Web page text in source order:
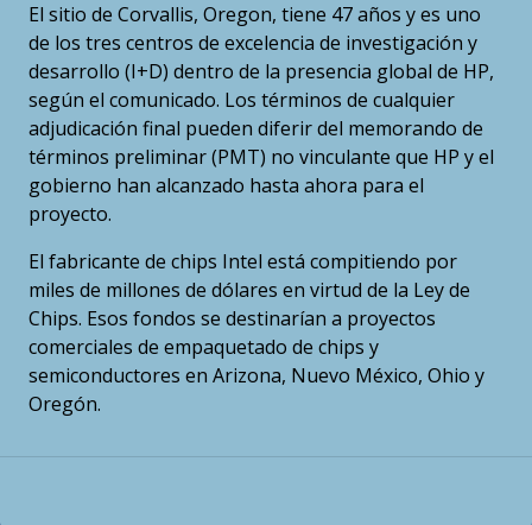
El sitio de Corvallis, Oregon, tiene 47 años y es uno
de los tres centros de excelencia de investigación y
desarrollo (I+D) dentro de la presencia global de HP,
según el comunicado. Los términos de cualquier
adjudicación final pueden diferir del memorando de
términos preliminar (PMT) no vinculante que HP y el
gobierno han alcanzado hasta ahora para el
proyecto.
El fabricante de chips Intel está compitiendo por
miles de millones de dólares en virtud de la Ley de
Chips. Esos fondos se destinarían a proyectos
comerciales de empaquetado de chips y
semiconductores en Arizona, Nuevo México, Ohio y
Oregón.